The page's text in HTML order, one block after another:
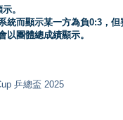
。
統而顯示某一方為負0:3，
團體總成績顯示。
乒總盃 2025